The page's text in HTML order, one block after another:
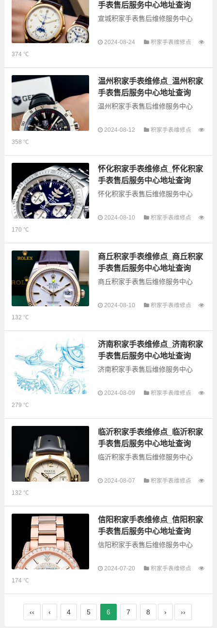
手表售后服务中心地址查询
宣城积家手表售后维修服务中心
以下是古锋网为您整理的宣城积家
的故障检测维修，手表保养等业
务，为了享受优质的...
2024-08-24
积家手表维修点
374 ℃
温州积家手表维修点_温州积家
手表售后服务中心地址查询
温州积家手表售后维修服务中心
以下是古锋网为您整理的温州积家
的故障检测维修，手表保养等业
务，为了享受优质的...
2024-08-12
积家手表维修点
358 ℃
怀化积家手表维修点_怀化积家
手表售后服务中心地址查询
怀化积家手表售后维修服务中心
息，可以为您提供积家全型号手表
的故障检测维修，手表保养等业
务，为了享受优质...
2024-08-10
积家手表维修点
170 ℃
商丘积家手表维修点_商丘积家
手表售后服务中心地址查询
商丘积家手表售后维修服务中心
以下是古锋网为您整理的商丘积家
的故障检测维修，手表保养等业
务，为了享受优质的...
2024-08-10
积家手表维修点
132 ℃
济南积家手表维修点_济南积家
手表售后服务中心地址查询
济南积家手表售后维修服务中心
以下是古锋网为您整理的济南积家
的故障检测维修，手表保养等业
务，为了享受优质的...
2024-08-09
积家手表维修点
279 ℃
临沂积家手表维修点_临沂积家
手表售后服务中心地址查询
临沂积家手表售后维修服务中心
以下是古锋网为您整理的临沂积家
的故障检测维修，手表保养等业
务，为了享受优质的...
2024-08-07
积家手表维修点
132 ℃
信阳积家手表维修点_信阳积家
手表售后服务中心地址查询
信阳积家手表售后维修服务中心
以下是古锋网为您整理的信阳积家
的故障检测维修，手表保养等业
务，为了享受优质的...
2024-07-20
积家手表维修点
174 ℃
‹‹ ‹ 4 5 6 7 8 › ››